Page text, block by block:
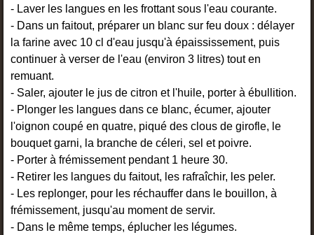
- Laver les langues en les frottant sous l'eau courante.
- Dans un faitout, préparer un blanc sur feu doux : délayer
la farine avec 10 cl d'eau jusqu'à épaississement, puis
continuer à verser de l'eau (environ 3 litres) tout en
remuant.
- Saler, ajouter le jus de citron et l'huile, porter à ébullition.
- Plonger les langues dans ce blanc, écumer, ajouter
l'oignon coupé en quatre, piqué des clous de girofle, le
bouquet garni, la branche de céleri, sel et poivre.
- Porter à frémissement pendant 1 heure 30.
- Retirer les langues du faitout, les rafraîchir, les peler.
- Les replonger, pour les réchauffer dans le bouillon, à
frémissement, jusqu'au moment de servir.
- Dans le même temps, éplucher les légumes.